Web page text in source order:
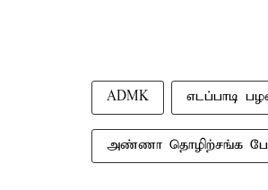
ADMK எடப்பாடி
அண்ணா தொழிற்சங்க